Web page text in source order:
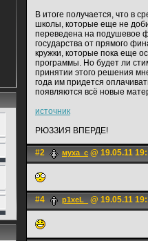
В итоге получается, что в
школы, которые еще не
переведена на подушевое
государства от прямого
кружки, которые пока еще
программы. Но будет ли
принятии этого решения
года им придется
появляются всё новые
источник
РЮЗЗИЯ ВПЕРДЕ!
#2 муха_с @ 19.05.11
#4 p1xeL_ @ 19.05.11